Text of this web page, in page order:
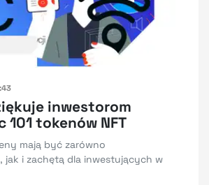
inwestorom
101 tokenów NFT
mają być zarówno
jak i zachętą dla inwestujących w